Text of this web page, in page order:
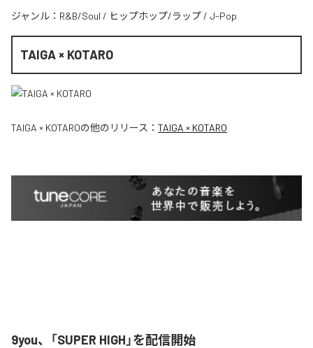
ジャンル： R&B/Soul / ヒップホップ/ラップ / J-Pop
TAIGA × KOTARO
TAIGA × KOTAROの他のリリース： TAIGA × KOTARO
9you、「SUPER HIGH」を配信開始